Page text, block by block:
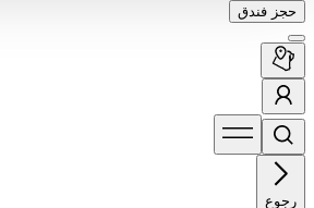
حجز فندق
رجوع